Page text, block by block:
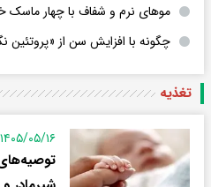
موهای نرم و شفاف با چهار ماسک
چگونه با افزایش سن از «پروتئین
تغذیه
۱۴۰۵/۰۵/۱۶ ۰۲:۰۰